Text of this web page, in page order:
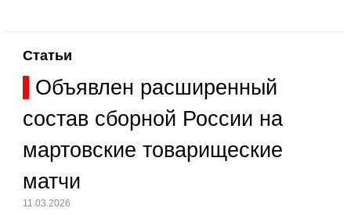
Статьи
Объявлен расширенный
состав сборной России на
мартовские товарищеские
матчи
11.03.2026